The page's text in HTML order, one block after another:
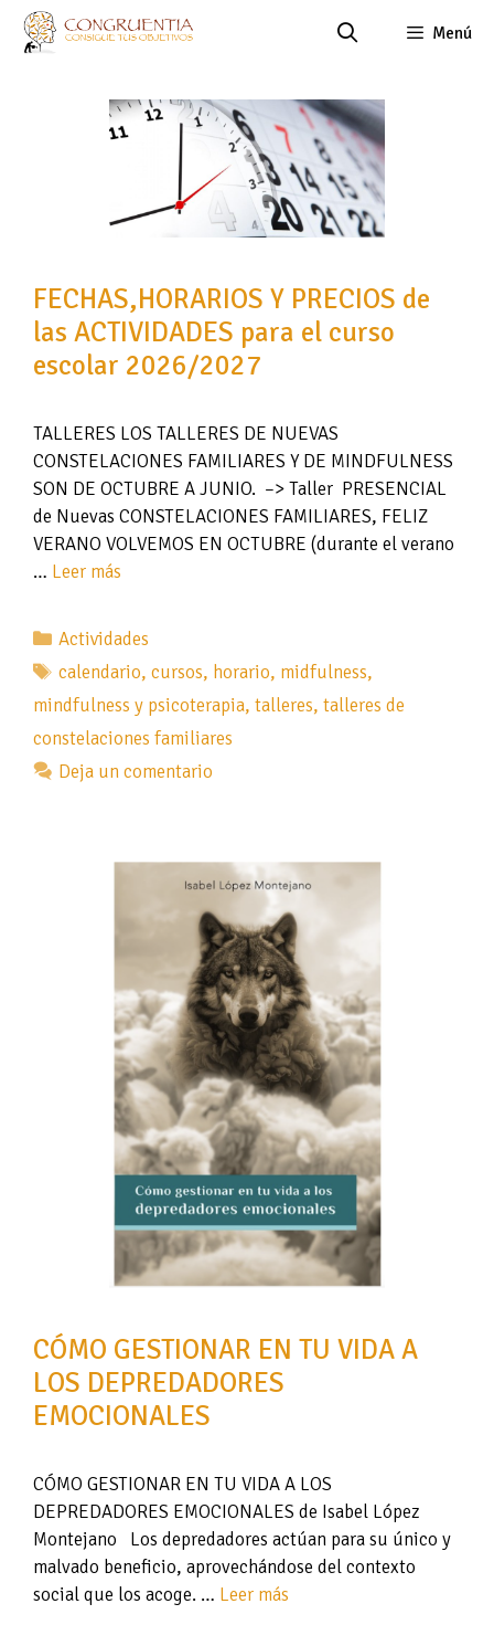
Saltar
Menú
FECHAS,HORARIOS Y PRECIOS de
las ACTIVIDADES para el curso
escolar 2026/2027
TALLERES LOS TALLERES DE NUEVAS
CONSTELACIONES FAMILIARES Y DE MINDFULNESS
SON DE OCTUBRE A JUNIO. –> Taller PRESENCIAL
de Nuevas CONSTELACIONES FAMILIARES, FELIZ
VERANO VOLVEMOS EN OCTUBRE (durante el verano
… Leer más
Categorías
Actividades
Etiquetas
calendario,cursos, horario, midfulness,
mindfulness y psicoterapia, talleres, talleres de
constelaciones familiares
Deja un comentario
CÓMO GESTIONAR EN TU VIDA A
LOS DEPREDADORES
EMOCIONALES
CÓMO GESTIONAR EN TU VIDA A LOS
DEPREDADORES EMOCIONALES de Isabel López
Montejano Los depredadores actúan para su único y
malvado beneficio, aprovechándose del contexto
social que los acoge. … Leer más